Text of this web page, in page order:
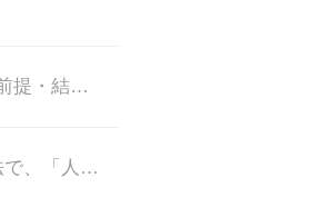
演繹法（えんえきほう）とは、仮説によって最終結論を導き出す方法で、大前提・小前提・結論三段論法が代表的です。
バズ・マーケティングとは、「口コミ」を利用したマーケティング手法で、「人々が噂をしている」「人々が話題にしてしゃべってい